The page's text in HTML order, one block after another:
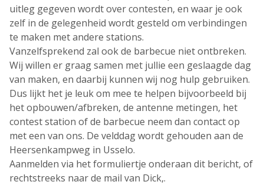
uitleg gegeven wordt over contesten, en waar je ook
zelf in de gelegenheid wordt gesteld om verbindingen
te maken met andere stations.
Vanzelfsprekend zal ook de barbecue niet ontbreken.
Wij willen er graag samen met jullie een geslaagde dag
van maken, en daarbij kunnen wij nog hulp gebruiken.
Dus lijkt het je leuk om mee te helpen bijvoorbeeld bij
het opbouwen/afbreken, de antenne metingen, het
contest station of de barbecue neem dan contact op
met een van ons. De velddag wordt gehouden aan de
Heersenkampweg in Usselo.
Aanmelden via het formuliertje onderaan dit bericht, of
rechtstreeks naar de mail van Dick,.